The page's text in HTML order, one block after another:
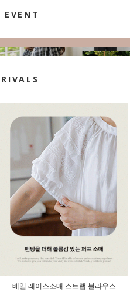
베일 레이스소매 스트랩 블라우스